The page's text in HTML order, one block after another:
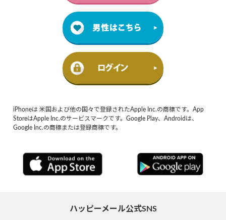
iPhoneは 米国および他の国々で登録されたApple Inc.の商標です。App
StoreはApple Inc.のサービスマークです。Google Play、Androidは、
Google Inc.の商標または登録商標です。
ハッピーメール公式SNS